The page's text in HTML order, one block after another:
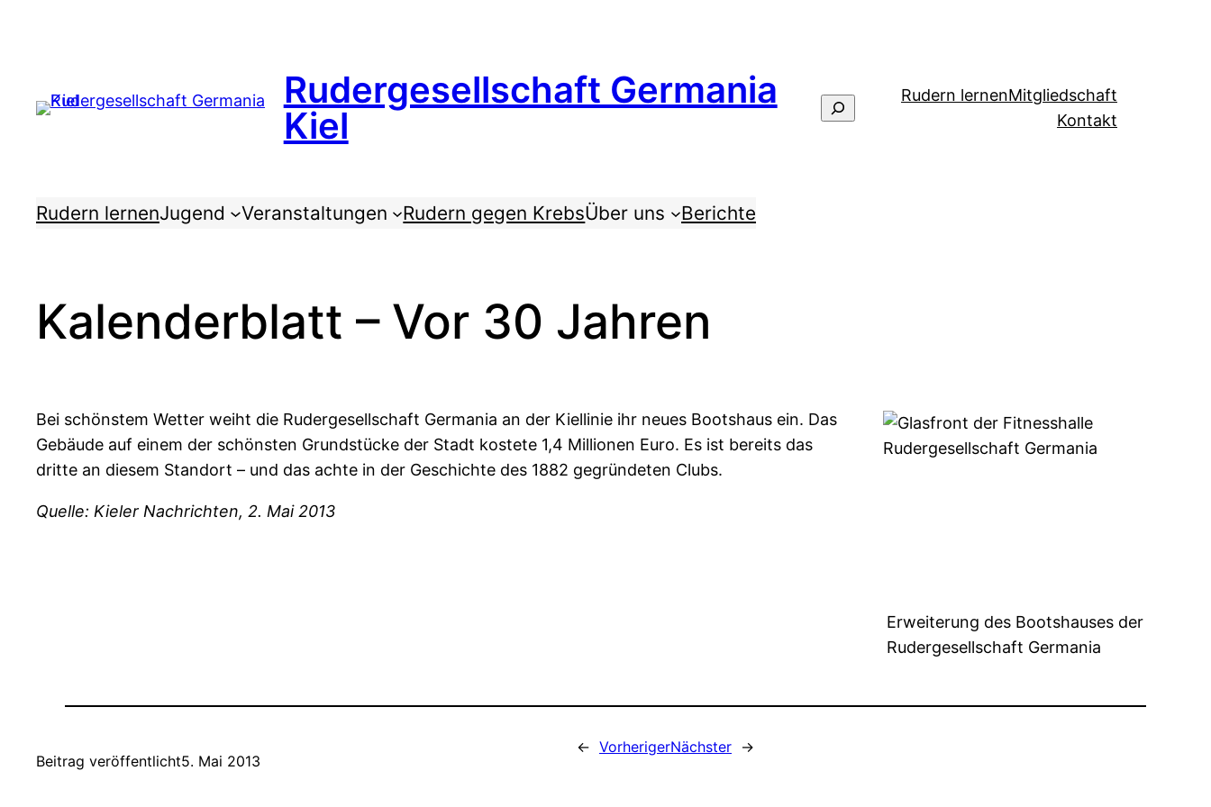
Rudergesellschaft Germania
Kiel
Suchen
Rudern lernenMitgliedschaft
Kontakt
Rudern lernenJugend Veranstaltungen Rudern gegen KrebsÜber uns Berichte
Kalenderblatt – Vor 30 Jahren
Erweiterung des Bootshauses der
Rudergesellschaft Germania
Bei schönstem Wetter weiht die Rudergesellschaft Germania an der Kiellinie ihr neues Bootshaus ein. Das
Gebäude auf einem der schönsten Grundstücke der Stadt kostete 1,4 Millionen Euro. Es ist bereits das
dritte an diesem Standort – und das achte in der Geschichte des 1882 gegründeten Clubs.
Quelle: Kieler Nachrichten, 2. Mai 2013
Beitrag veröffentlicht5. Mai 2013
← VorherigerNächster →